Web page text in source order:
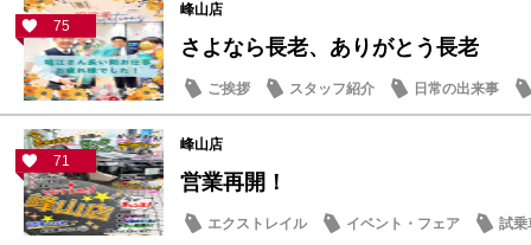
75
峰山店
さよなら長老、ありがとう長老
ご挨拶 スタッフ紹介 日常の出来事
71
峰山店
営業再開！
エクストレイル イベント・フェア
試乗